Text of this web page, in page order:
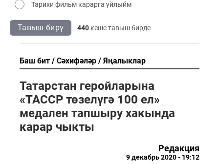
Тарихи фильм карарга уйлыйм
Тавыш бирү 440 кеше тавыш бирде
Баш бит Сәхифәләр Яңалыклар
Татарстан геройларына
«ТАССР төзелүгә 100 ел»
медален тапшыру хакында
карар чыкты
Редакция
9 декабрь 2020 - 19:12